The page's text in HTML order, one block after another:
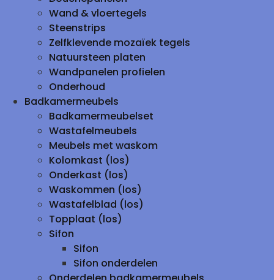
Wand & vloertegels
Steenstrips
Zelfklevende mozaïek tegels
Natuursteen platen
Wandpanelen profielen
Onderhoud
Badkamermeubels
Badkamermeubelset
Wastafelmeubels
Meubels met waskom
Kolomkast (los)
Onderkast (los)
Waskommen (los)
Wastafelblad (los)
Topplaat (los)
Sifon
Sifon
Sifon onderdelen